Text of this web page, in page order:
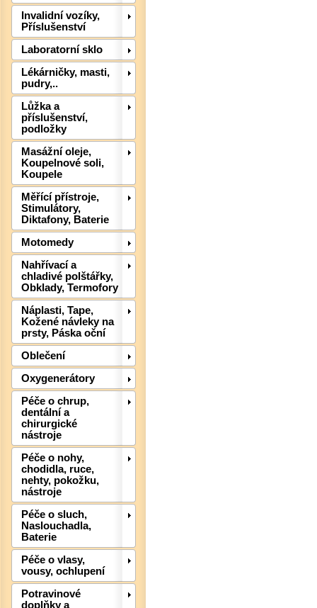
Invalidní vozíky,
Příslušenství
Laboratorní sklo
Lékárničky, masti,
pudry,..
Lůžka a
příslušenství,
podložky
Masážní oleje,
Koupelnové soli,
Koupele
Měřící přístroje,
Stimulátory,
Diktafony, Baterie
Motomedy
Nahřívací a
chladivé polštářky,
Obklady, Termofory
Náplasti, Tape,
Kožené návleky na
prsty, Páska oční
Oblečení
Oxygenerátory
Péče o chrup,
dentální a
chirurgické
nástroje
Péče o nohy,
chodidla, ruce,
nehty, pokožku,
nástroje
Péče o sluch,
Naslouchadla,
Baterie
Péče o vlasy,
vousy, ochlupení
Potravinové
doplňky a